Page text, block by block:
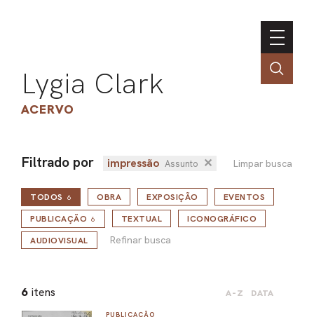
Lygia Clark
ACERVO
Filtrado por impressão Assunto ✕ Limpar busca
TODOS 6
Refinar busca
OBRA EXPOSIÇÃO
EVENTOS
PUBLICAÇÃO 6 TEXTUAL
ICONOGRÁFICO
AUDIOVISUAL
Refinar busca
6 itens A-Z DATA
PUBLICAÇÃO